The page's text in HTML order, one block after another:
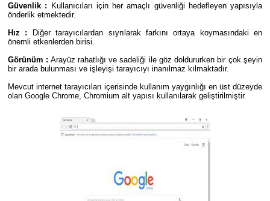
Güvenlik : Kullanıcıları için her amaçlı güvenliği hedefleyen yapısıyla
önderlik etmektedir.
Hız : Diğer tarayıcılardan sıyrılarak farkını ortaya koymasındaki en
önemli etkenlerden birisi.
Görünüm : Arayüz rahatlığı ve sadeliği ile göz doldururken bir çok şeyin
bir arada bulunması ve işleyişi tarayıcıyı inanılmaz kılmaktadır.
Mevcut internet tarayıcıları içerisinde kullanım yaygınlığı en üst düzeyde
olan Google Chrome, Chromium alt yapısı kullanılarak geliştirilmiştir.